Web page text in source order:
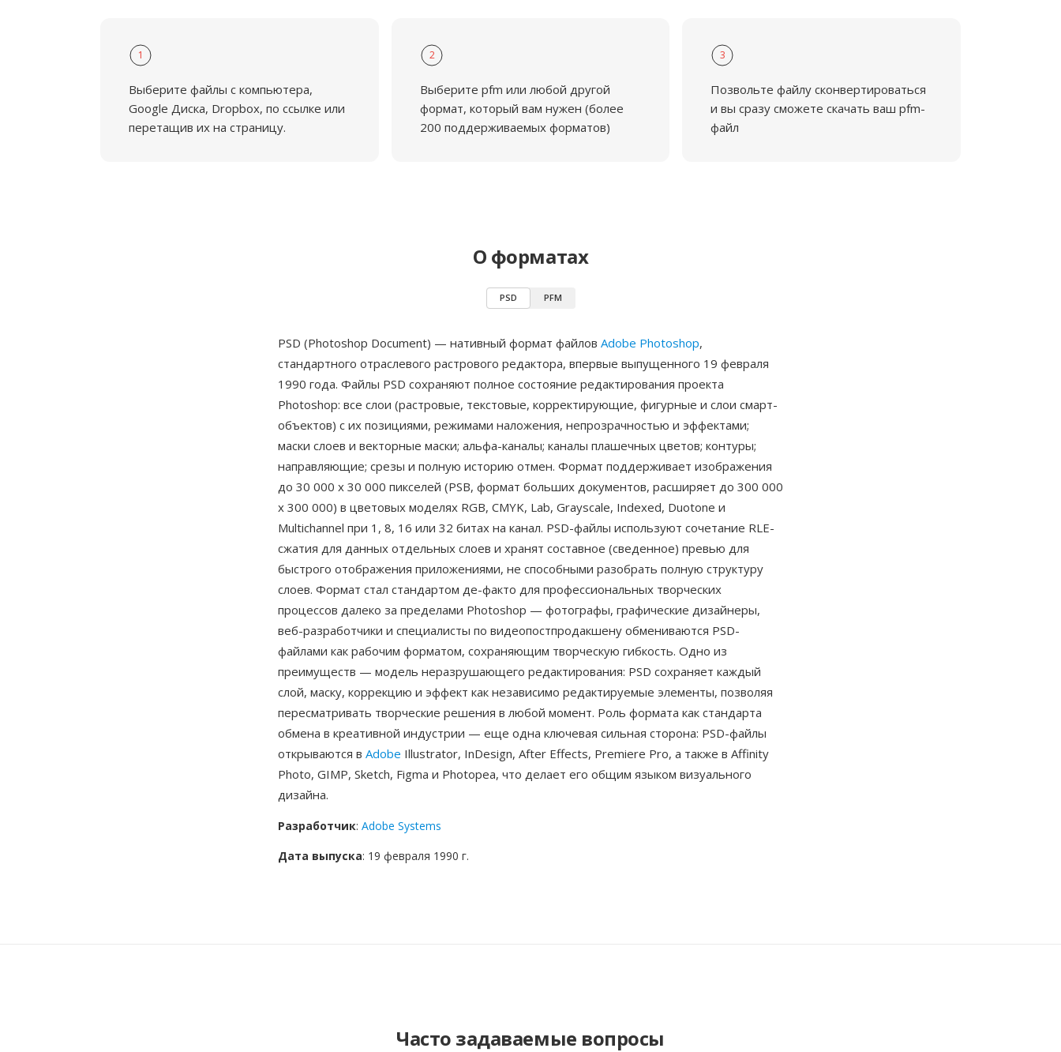
1
Выберите файлы с компьютера,
Google Диска, Dropbox, по ссылке или
перетащив их на страницу.
2
Выберите pfm или любой другой
формат, который вам нужен (более
200 поддерживаемых форматов)
3
Позвольте файлу сконвертироваться
и вы сразу сможете скачать ваш pfm-
файл
О форматах
PSD PFM
PSD (Photoshop Document) — нативный формат файлов Adobe Photoshop,
стандартного отраслевого растрового редактора, впервые выпущенного 19 февраля
1990 года. Файлы PSD сохраняют полное состояние редактирования проекта
Photoshop: все слои (растровые, текстовые, корректирующие, фигурные и слои смарт-
объектов) с их позициями, режимами наложения, непрозрачностью и эффектами;
маски слоев и векторные маски; альфа-каналы; каналы плашечных цветов; контуры;
направляющие; срезы и полную историю отмен. Формат поддерживает изображения
до 30 000 x 30 000 пикселей (PSB, формат больших документов, расширяет до 300 000
x 300 000) в цветовых моделях RGB, CMYK, Lab, Grayscale, Indexed, Duotone и
Multichannel при 1, 8, 16 или 32 битах на канал. PSD-файлы используют сочетание RLE-
сжатия для данных отдельных слоев и хранят составное (сведенное) превью для
быстрого отображения приложениями, не способными разобрать полную структуру
слоев. Формат стал стандартом де-факто для профессиональных творческих
процессов далеко за пределами Photoshop — фотографы, графические дизайнеры,
веб-разработчики и специалисты по видеопостпродакшену обмениваются PSD-
файлами как рабочим форматом, сохраняющим творческую гибкость. Одно из
преимуществ — модель неразрушающего редактирования: PSD сохраняет каждый
слой, маску, коррекцию и эффект как независимо редактируемые элементы, позволяя
пересматривать творческие решения в любой момент. Роль формата как стандарта
обмена в креативной индустрии — еще одна ключевая сильная сторона: PSD-файлы
открываются в Adobe Illustrator, InDesign, After Effects, Premiere Pro, а также в Affinity
Photo, GIMP, Sketch, Figma и Photopea, что делает его общим языком визуального
дизайна.
Разработчик: Adobe Systems
Дата выпуска: 19 февраля 1990 г.
Часто задаваемые вопросы